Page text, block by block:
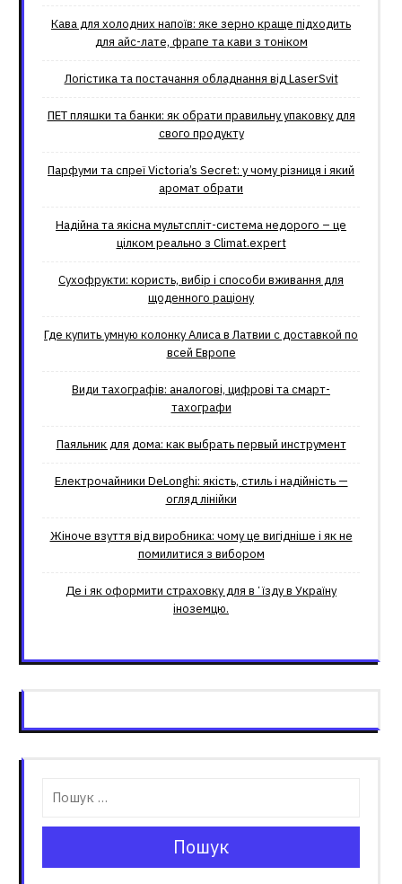
Кава для холодних напоїв: яке зерно краще підходить
для айс-лате, фрапе та кави з тоніком
Логістика та постачання обладнання від LaserSvit
ПЕТ пляшки та банки: як обрати правильну упаковку для
свого продукту
Парфуми та спреї Victoria’s Secret: у чому різниця і який
аромат обрати
Надійна та якісна мультспліт-система недорого – це
цілком реально з Climat.еxpert
Сухофрукти: користь, вибір і способи вживання для
щоденного раціону
Где купить умную колонку Алиса в Латвии с доставкой по
всей Европе
Види тахографів: аналогові, цифрові та смарт-
тахографи
Паяльник для дома: как выбрать первый инструмент
Електрочайники DeLonghi: якість, стиль і надійність —
огляд лінійки
Жіноче взуття від виробника: чому це вигідніше і як не
помилитися з вибором
Де і як оформити страховку для вʼїзду в Україну
іноземцю.
Пошук